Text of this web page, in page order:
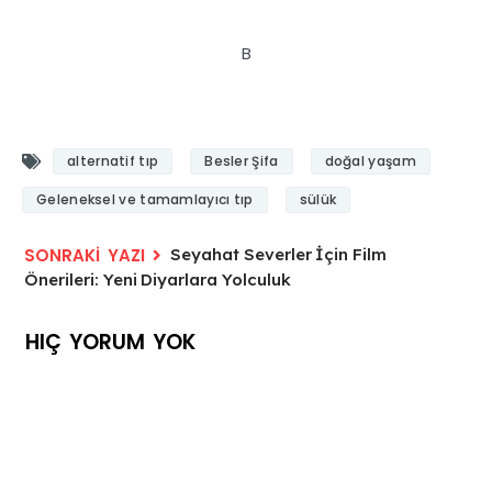
B
alternatif tıp Besler Şifa doğal yaşam
Geleneksel ve tamamlayıcı tıp sülük
Seyahat Severler İçin Film
Önerileri: Yeni Diyarlara Yolculuk
HIÇ YORUM YOK